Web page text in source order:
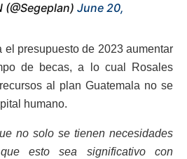
(@Segeplan) June 20,
el presupuesto de 2023 aumentar
de becas, a lo cual Rosales
al plan Guatemala no se
humano.
no solo se tienen necesidades
esto sea significativo con